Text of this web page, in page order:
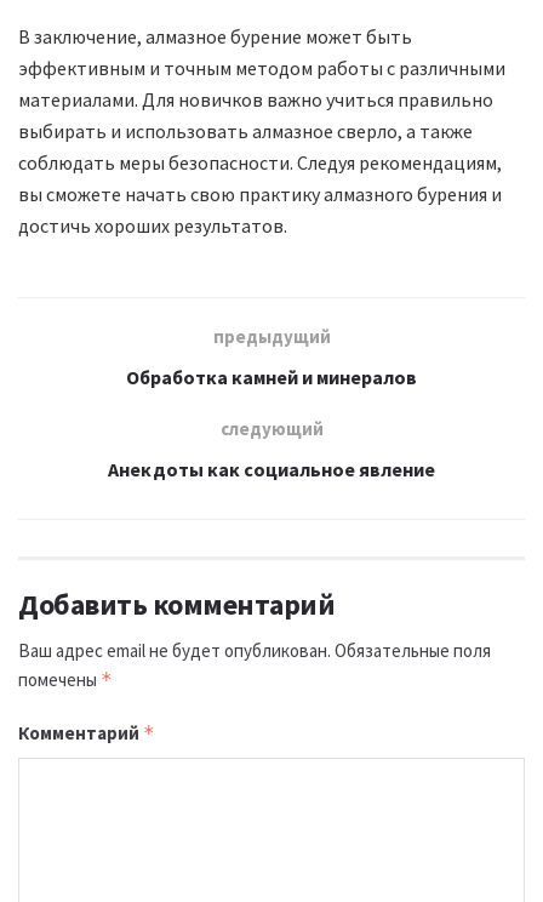
В заключение, алмазное бурение может быть
эффективным и точным методом работы с различными
материалами. Для новичков важно учиться правильно
выбирать и использовать алмазное сверло, а также
соблюдать меры безопасности. Следуя рекомендациям,
вы сможете начать свою практику алмазного бурения и
достичь хороших результатов.
предыдущий
Обработка камней и минералов
следующий
Анекдоты как социальное явление
Добавить комментарий
Ваш адрес email не будет опубликован. Обязательные поля
помечены *
Комментарий *